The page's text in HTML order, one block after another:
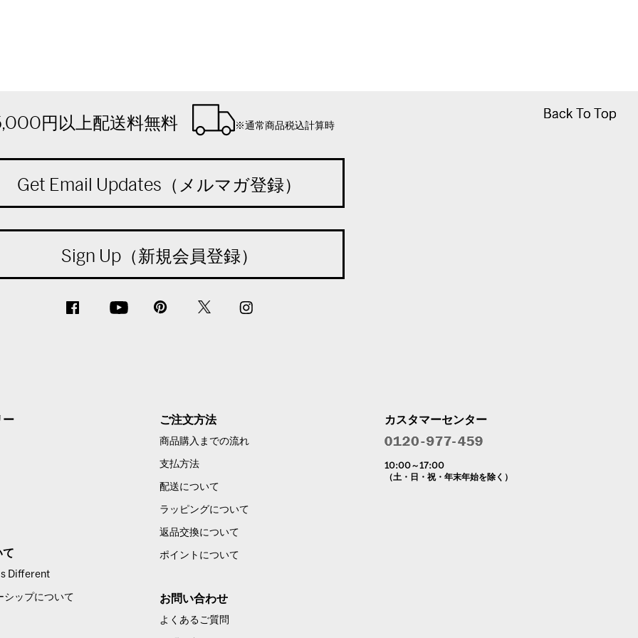
Back To Top
Back To Top
円以上配送料無料 ※通常商品税込計算時
Get Email Updates（メルマガ登録）
Sign Up（新規会員登録）
ー
て
Different
シップについて
ご注文方法
商品購入までの流れ
支払方法
配送について
ラッピングについて
返品交換について
ポイントについて
お問い合わせ
よくあるご質問
カスタマーセンター
10:00～17:00
（土・日・祝・年末年始を除く）